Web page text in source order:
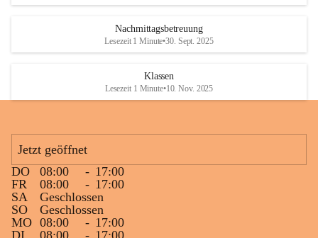
Nachmittagsbetreuung
Lesezeit 1 Minute•30. Sept. 2025
Klassen
Lesezeit 1 Minute•10. Nov. 2025
Jetzt geöffnet
DO
08:00 - 17:00
FR
08:00 - 17:00
SA
Geschlossen
SO
Geschlossen
MO 08:00 - 17:00
DI
08:00 - 17:00